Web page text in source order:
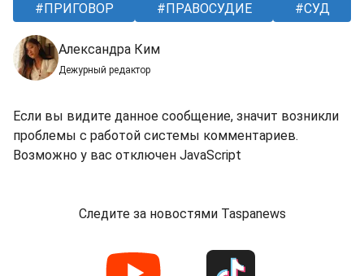
ПРИГОВОР
ПРАВОСУДИЕ СУД
Александра Ким
Дежурный редактор
Если вы видите данное сообщение, значит возникли
проблемы с работой системы комментариев.
Возможно у вас отключен JavaScript
Следите за новостями Taspanews